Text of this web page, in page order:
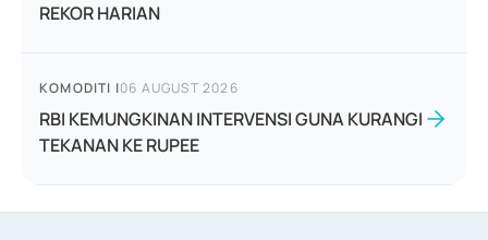
REKOR HARIAN
KOMODITI |06 AUGUST 2026
RBI KEMUNGKINAN INTERVENSI GUNA KURANGI
TEKANAN KE RUPEE